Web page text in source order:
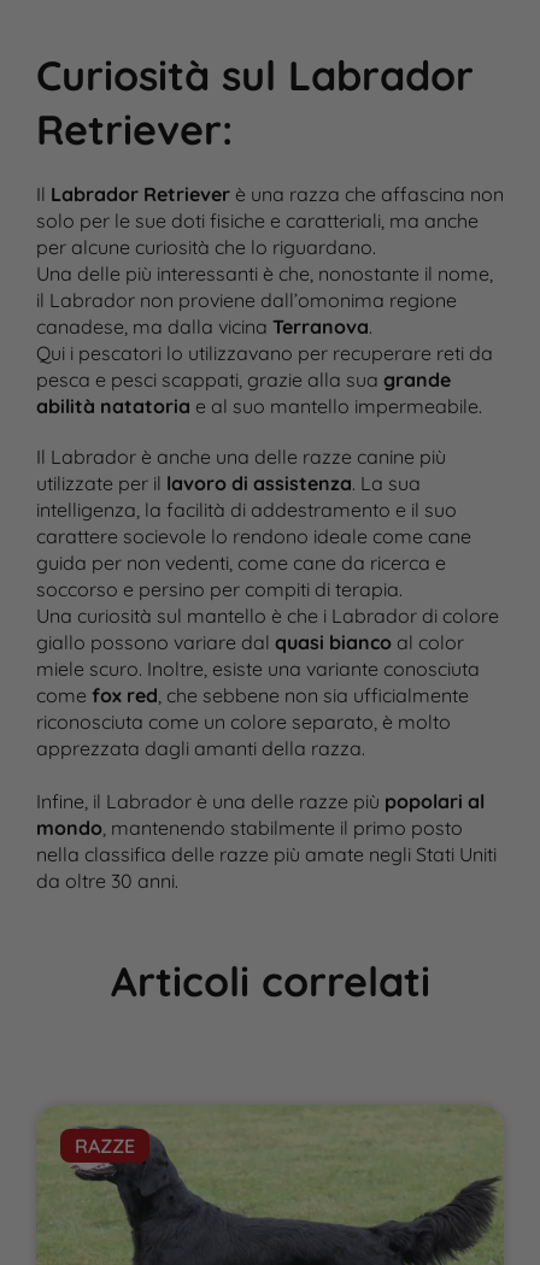
Curiosità sul Labrador
Retriever:
Il Labrador Retrieverè una razza che affascina non
solo per le sue doti fisiche e caratteriali, ma anche
per alcune curiosità che lo riguardano.
Una delle più interessanti è che, nonostante il nome,
il Labrador non proviene dall’omonima regione
canadese, ma dalla vicina Terranova.
Qui i pescatori lo utilizzavano per recuperare reti da
pesca e pesci scappati, grazie alla sua grande
abilità natatoria e al suo mantello impermeabile​.
Il Labrador è anche una delle razze canine più
utilizzate per il lavoro di assistenza. La sua
intelligenza, la facilità di addestramento e il suo
carattere socievole lo rendono ideale come cane
guida per non vedenti, come cane da ricerca e
soccorso e persino per compiti di terapia​.
Una curiosità sul mantello è che i Labrador di colore
giallo possono variare dal quasi biancoal color
miele scuro. Inoltre, esiste una variante conosciuta
come fox red , che sebbene non sia ufficialmente
riconosciuta come un colore separato, è molto
apprezzata dagli amanti della razza​.
Infine, il Labrador è una delle razze più popolari al
mondo, mantenendo stabilmente il primo posto
nella classifica delle razze più amate negli Stati Uniti
da oltre 30 anni​.
Articoli correlati
RAZZE